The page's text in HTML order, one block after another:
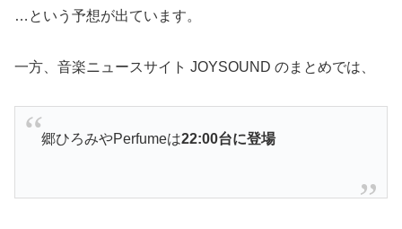
…という予想が出ています。
一方、音楽ニュースサイト JOYSOUND のまとめでは、
郷ひろみやPerfumeは22:00台に登場